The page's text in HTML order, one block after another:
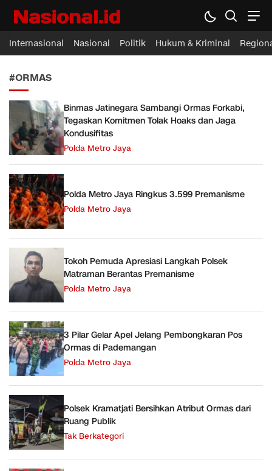
Nasional.id
Membawa Inspirasi Untuk Indonesia
Internasional Nasional Politik Hukum & Kriminal
#ORMAS
Binmas Jatinegara Sambangi Ormas Forkabi,
Tegaskan Komitmen Tolak Hoaks dan Jaga
Kondusifitas
Polda Metro Jaya
Polda Metro Jaya Ringkus 3.599 Premanisme
Polda Metro Jaya
Tokoh Pemuda Apresiasi Langkah Polsek
Matraman Berantas Premanisme
Polda Metro Jaya
3 Pilar Gelar Apel Jelang Pembongkaran Pos
Ormas di Pademangan
Polda Metro Jaya
Polsek Kramatjati Bersihkan Atribut Ormas dari
Ruang Publik
Tak Berkategori